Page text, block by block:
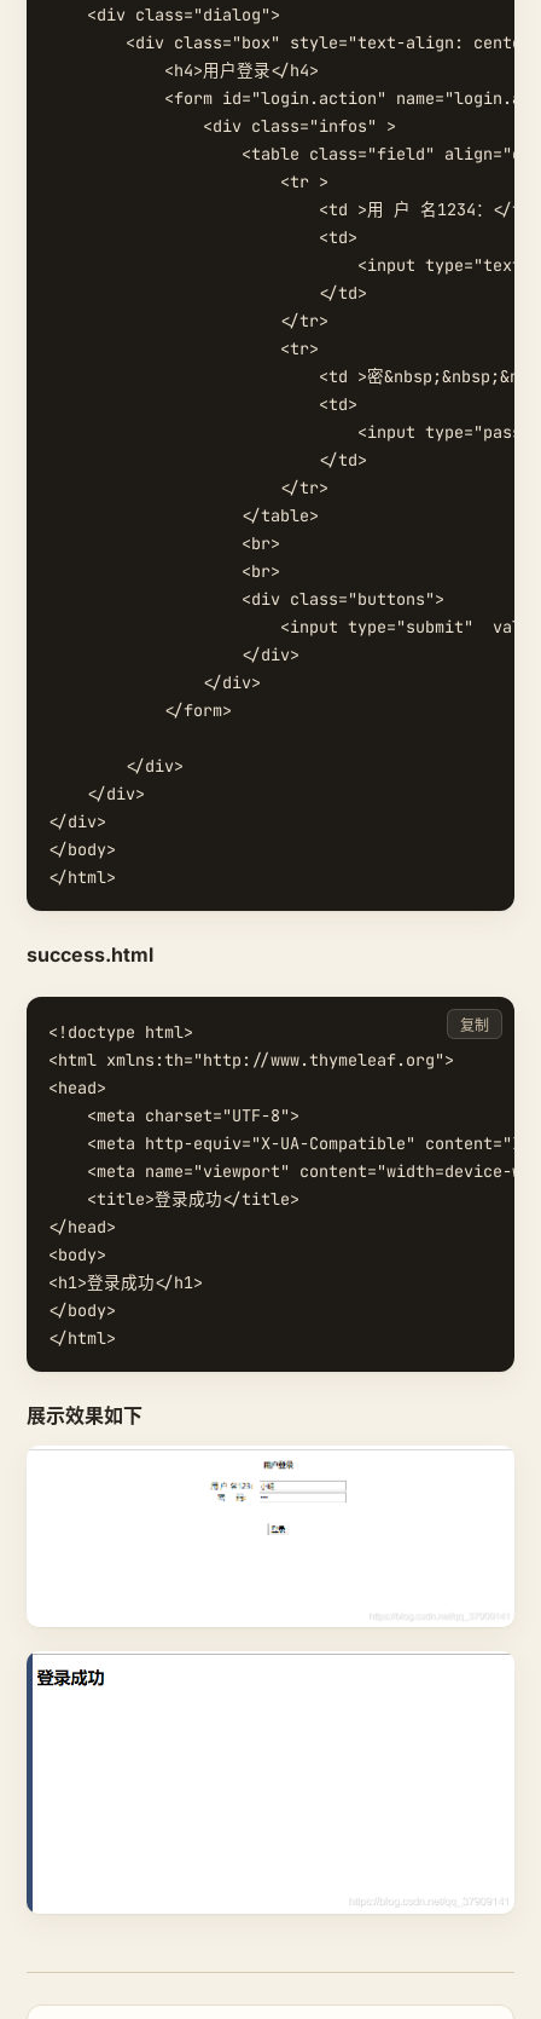
    <div class="dialog">
<div class="box" style="text-align:
            <h4>用户登录</h4>
<form id="login.action"
                <div class="infos" >
<table class="field"
                        <tr >
                            <td >用 户 名1234：</td>
                            <td>
<input
                            </td>
                        </tr>
                        <tr>
<td >密
                            <td>
<input
                            </td>
                        </tr>
                    </table>
                    <br>
                    <br>
                    <div class="buttons">
<input type="submit"
                    </div>
                </div>
            </form>
        </div>
    </div>
</div>
</body>
success.html
<!doctype html>
<html xmlns:th="http://www.thymeleaf.org">
<head>
    <meta charset="UTF-8">
<meta http-equiv="X-UA-Compatible"
<meta name="viewport" content="width=device-
    <title>登录成功</title>
</head>
<body>
<h1>登录成功</h1>
</body>
复制
展示效果如下